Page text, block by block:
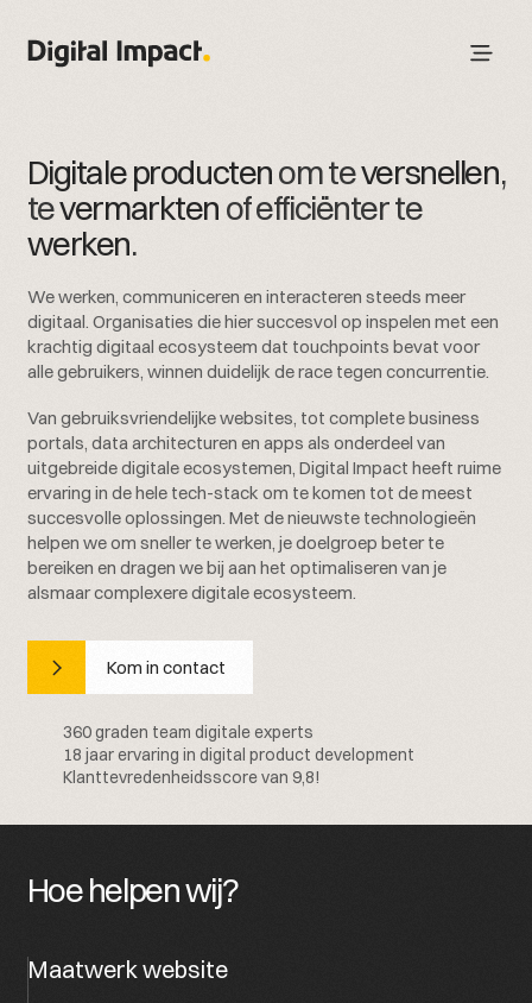
Digitale productenom teversnellen,
tevermarkten of efficiënter te
werken.
We werken, communiceren en interacteren steeds meer
digitaal. Organisaties die hier succesvol op inspelen met een
krachtig digitaal ecosysteem dat touchpoints bevat voor
alle gebruikers, winnen duidelijk de race tegen concurrentie.
Van gebruiksvriendelijke websites, tot complete business
portals, data architecturen en apps als onderdeel van
uitgebreide digitale ecosystemen, Digital Impact heeft ruime
ervaring in de hele tech-stack om te komen tot de meest
succesvolle oplossingen. Met de nieuwste technologieën
helpen we om sneller te werken, je doelgroep beter te
bereiken en dragen we bij aan het optimaliseren van je
alsmaar complexere digitale ecosysteem.
Kom in contact
360 graden team digitale experts
18 jaar ervaring in digital product development
Klanttevredenheidsscore van 9,8!
Hoe helpen wij?
Maatwerk website